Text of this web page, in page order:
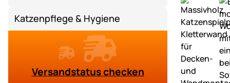
Katzenpflege & Hygiene
Versandstatus checken